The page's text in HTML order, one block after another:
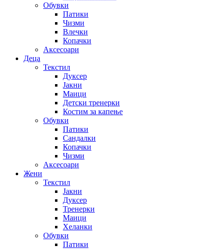
Обувки
Патики
Чизми
Влечки
Копачки
Аксесоари
Деца
Текстил
Дуксер
Јакни
Маици
Детски тренерки
Костим за капење
Обувки
Патики
Сандалки
Копачки
Чизми
Аксесоари
Жени
Текстил
Јакни
Дуксер
Тренерки
Маици
Хеланки
Обувки
Патики